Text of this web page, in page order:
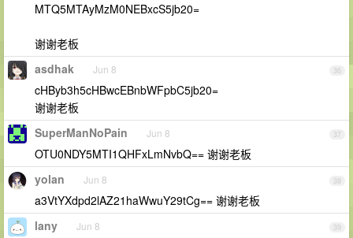
MTQ5MTAyMzM0NEBxcS5jb20=
谢谢老板
36
asdhak Jun 8
cHByb3h5cHBwcEBnbWFpbC5jb20=
谢谢老板
37
SuperManNoPain Jun 8
OTU0NDY5MTI1QHFxLmNvbQ== 谢谢老板
38
yolan Jun 8
a3VtYXdpd2lAZ21haWwuY29tCg== 谢谢老板
39
lany Jun 8